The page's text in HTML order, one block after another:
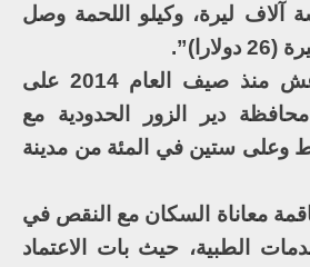
آلاف ليرة، وكيلو اللحمة وصل
ويسيطر تنظيم داعش منذ صيف العام 2014 على
دير الزور الحدودية مع
وعلى ستين في المئة من مدينة
معاناة السكان مع النقص في
الطبية، حيث بات الاعتماد